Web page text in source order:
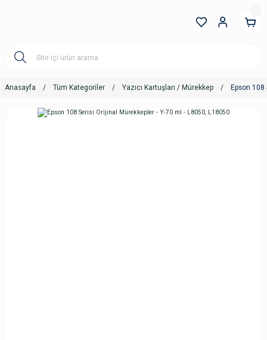
Anasayfa Tüm Kategoriler Yazıcı Kartuşları / Mürekkep Epson